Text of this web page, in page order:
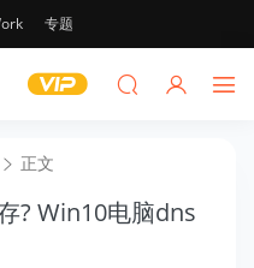
专题
正文
? Win10电脑dns